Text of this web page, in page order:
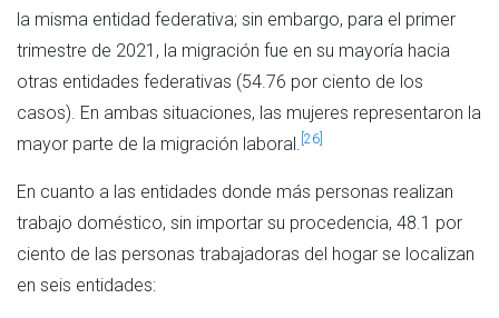
la misma entidad federativa; sin embargo, para el primer
trimestre de 2021, la migración fue en su mayoría hacia
otras entidades federativas (54.76 por ciento de los
casos). En ambas situaciones, las mujeres representaron la
mayor parte de la migración laboral. [26]
En cuanto a las entidades donde más personas realizan
trabajo doméstico, sin importar su procedencia, 48.1 por
ciento de las personas trabajadoras del hogar se localizan
en seis entidades: